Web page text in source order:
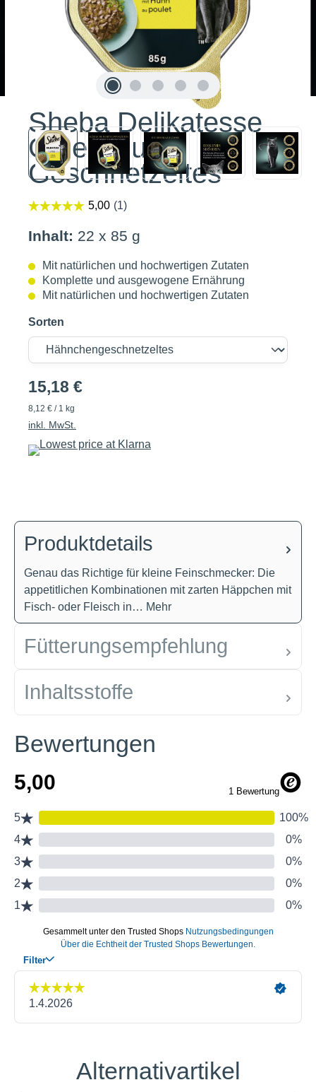
Sheba Delikatesse
Gelee Huhn-
Geschnetzeltes
Inhalt: 22 x 85 g
Mit natürlichen und hochwertigen Zutaten
Komplette und ausgewogene Ernährung
Mit natürlichen und hochwertigen Zutaten
Sorten
15,18 €
8,12 € / 1 kg
inkl. MwSt.
Produktdetails
Genau das Richtige für kleine Feinschmecker: Die
appetitlichen Kombinationen mit zarten Häppchen mit
Fisch- oder Fleisch in… Mehr
Fütterungsempfehlung
Inhaltsstoffe
Bewertungen
Produktgalerie überspringen
Alternativartikel